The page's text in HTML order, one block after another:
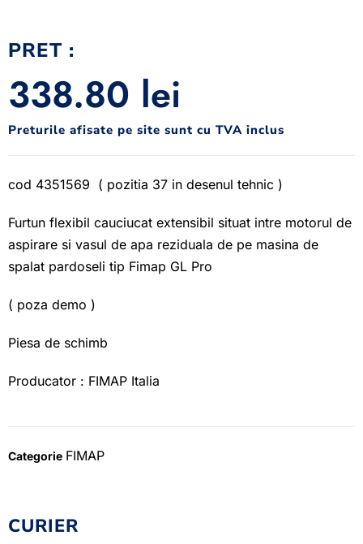
PRET :
338.80 lei
Preturile afisate pe site sunt cu TVA inclus
cod 4351569 ( pozitia 37 in desenul tehnic )
Furtun flexibil cauciucat extensibil situat intre motorul de
aspirare si vasul de apa reziduala de pe masina de
spalat pardoseli tip Fimap GL Pro
( poza demo )
Piesa de schimb
Producator : FIMAP Italia
Categorie FIMAP
CURIER